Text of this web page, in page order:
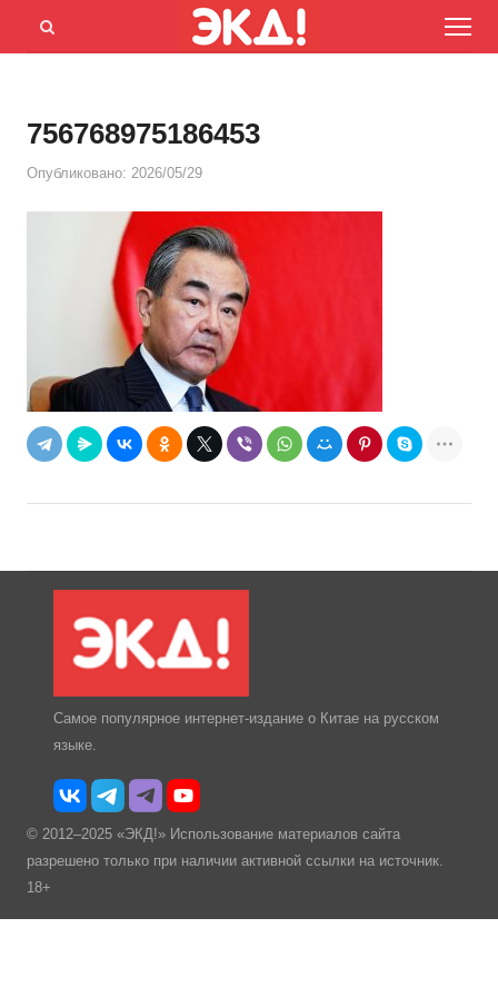
Menu
Открыть
756768975186453
Опубликовано: 2026/05/29
Самое популярное интернет-издание о Китае на русском
языке.
© 2012–2025 «ЭКД!» Использование материалов сайта
разрешено только при наличии активной ссылки на источник.
18+